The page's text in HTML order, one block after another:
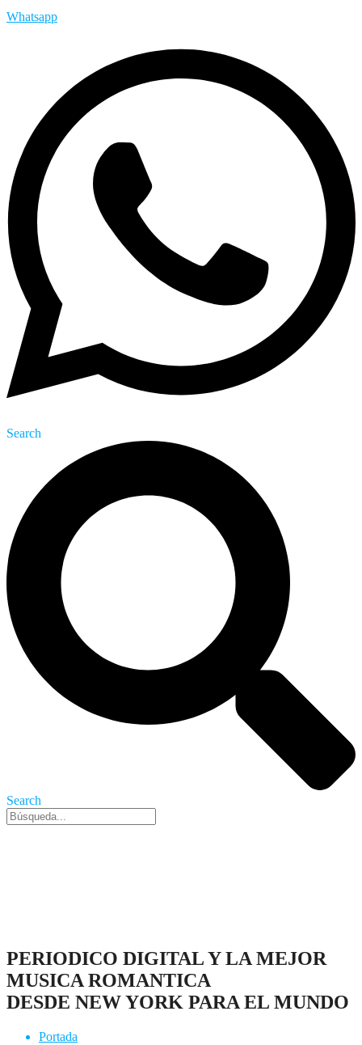
Whatsapp
Search
Search
PERIODICO DIGITAL Y LA MEJOR
MUSICA ROMANTICA
DESDE NEW YORK PARA EL MUNDO
Portada